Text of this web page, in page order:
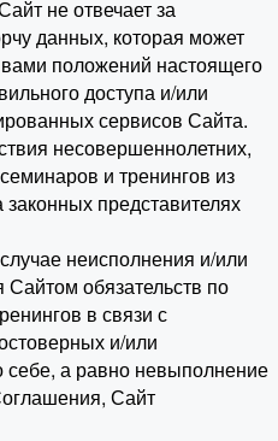
не отвечает за
данных, которая может
положений настоящего
доступа и/или
сервисов Сайта.
несовершеннолетних,
и тренингов из
представителях
неисполнения и/или
обязательств по
в связи с
и/или
себе, а равно невыполнение
Сайт